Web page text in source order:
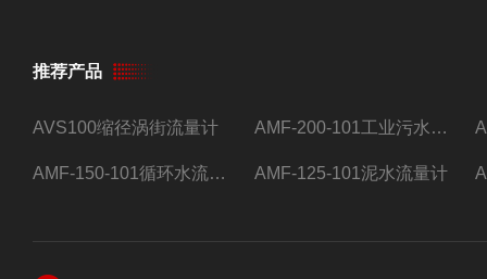
推荐产品
AVS100缩径涡街流量计 AMF-200-101工业污水流量计
AMF-150-101循环水流量计,电磁流量计 AMF-125-101泥水流量计